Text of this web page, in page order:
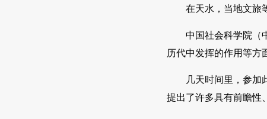
在天水，当地文旅
中国社会科学院（
历代中发挥的作用等方
几天时间里，参加
提出了许多具有前瞻性